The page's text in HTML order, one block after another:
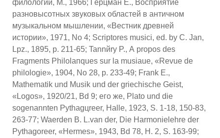
филологии, М., 1966; Герцман Е., Восприятие
разновысотных звуковых областей в античном
музыкальном мышлении, «Вестник древней
истории», 1971, No 4; Scriptores musici, ed. by С. Jan,
Lpz., 1895, p. 211-65; Tannйry P., А propos des
Fragments Philolaпques sur la musiaue, «Revue de
philologie», 1904, No 28, p. 233-49; Frank E.,
Mathematik und Musik und der griechische Geist,
«Logos», 1920/21, Bd 9; eго же, Plato und die
sogenannten Pythagцreer, Halle, 1923, S. 1-18, 150-83,
263-77; Waerden B. L.van der, Die Harmonielehre der
Pythagoreer, «Hermes», 1943, Bd 78, H. 2, S. 163-99;